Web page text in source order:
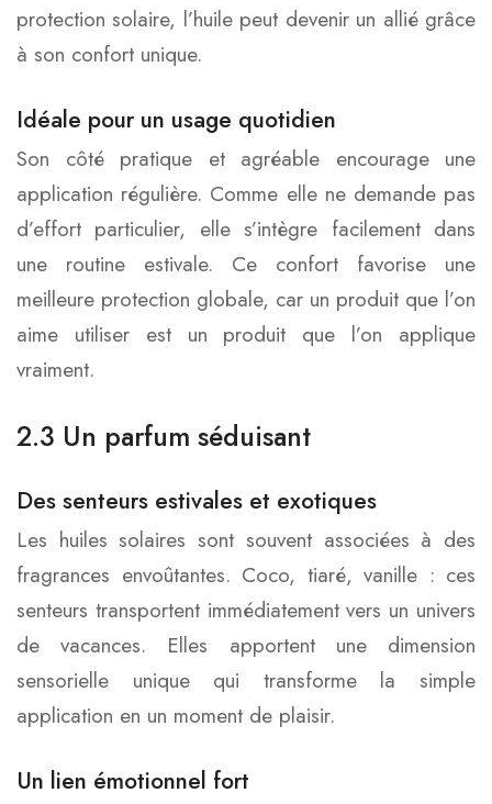
protection solaire, l’huile peut devenir un allié grâce
à son confort unique.
Idéale pour un usage quotidien
Son côté pratique et agréable encourage une
application régulière. Comme elle ne demande pas
d’effort particulier, elle s’intègre facilement dans
une routine estivale. Ce confort favorise une
meilleure protection globale, car un produit que l’on
aime utiliser est un produit que l’on applique
vraiment.
2.3 Un parfum séduisant
Des senteurs estivales et exotiques
Les huiles solaires sont souvent associées à des
fragrances envoûtantes. Coco, tiaré, vanille : ces
senteurs transportent immédiatement vers un univers
de vacances. Elles apportent une dimension
sensorielle unique qui transforme la simple
application en un moment de plaisir.
Un lien émotionnel fort